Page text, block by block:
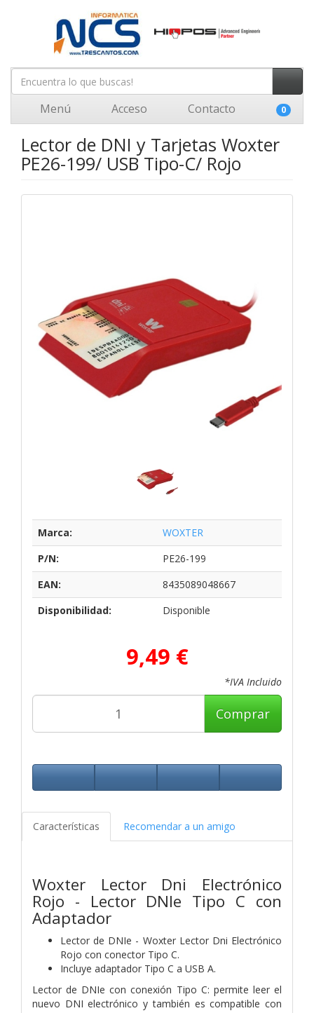
Menú Acceso Contacto 0
Lector de DNI y Tarjetas Woxter
PE26-199/ USB Tipo-C/ Rojo
Marca:
WOXTER
P/N:
PE26-199
EAN:
8435089048667
Disponibilidad:
Disponible
9,49 €
*IVA Incluido
Comprar
Características Recomendar a un amigo
Woxter Lector Dni Electrónico
Rojo - Lector DNIe Tipo C con
Adaptador
Lector de DNIe - Woxter Lector Dni Electrónico
Rojo con conector Tipo C.
Incluye adaptador Tipo C a USB A.
Lector de DNIe con conexión Tipo C: permite leer el
nuevo DNI electrónico y también es compatible con